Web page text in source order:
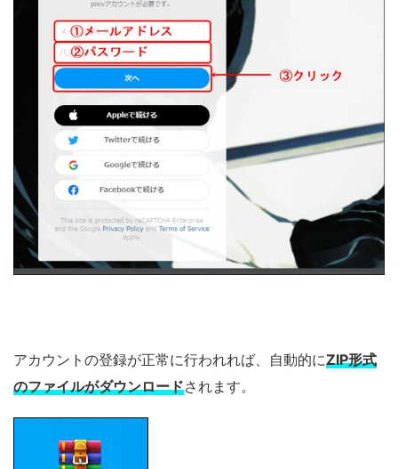
アカウントの登録が正常に行われれば、自動的にZIP形式
のファイルがダウンロードされます。